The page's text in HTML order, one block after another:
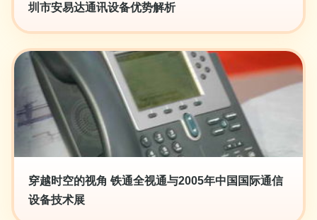
圳市安易达通讯设备优势解析
穿越时空的视角 铁通全视通与2005年中国国际通信
设备技术展